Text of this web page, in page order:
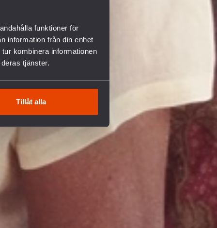
funktioner för
information från din enhet
kombinera informationen
tjänster.
Tillåt alla